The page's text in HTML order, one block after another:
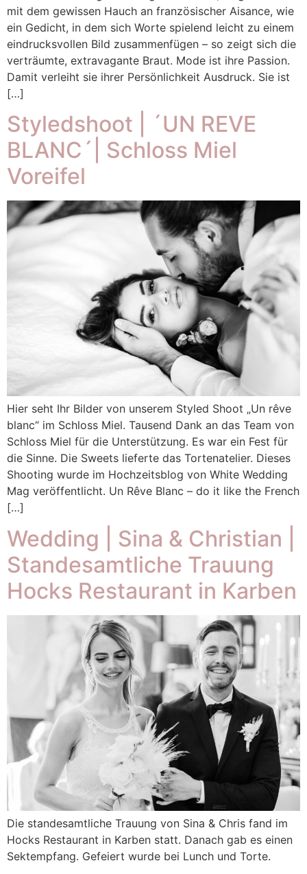
mit dem gewissen Hauch an französischer Aisance, wie
ein Gedicht, in dem sich Worte spielend leicht zu einem
eindrucksvollen Bild zusammenfügen – so zeigt sich die
verträumte, extravagante Braut. Mode ist ihre Passion.
Damit verleiht sie ihrer Persönlichkeit Ausdruck. Sie ist
[…]
Styledshoot | ´UN REVE
BLANC´| Schloss Miel
Voreifel
Hier seht Ihr Bilder von unserem Styled Shoot „Un rêve
blanc“ im Schloss Miel. Tausend Dank an das Team von
Schloss Miel für die Unterstützung. Es war ein Fest für
die Sinne. Die Sweets lieferte das Tortenatelier. Dieses
Shooting wurde im Hochzeitsblog von White Wedding
Mag veröffentlicht. Un Rêve Blanc – do it like the French
[…]
Wedding | Sina & Christian |
Standesamtliche Trauung
Hocks Restaurant in Karben
Die standesamtliche Trauung von Sina & Chris fand im
Hocks Restaurant in Karben statt. Danach gab es einen
Sektempfang. Gefeiert wurde bei Lunch und Torte.